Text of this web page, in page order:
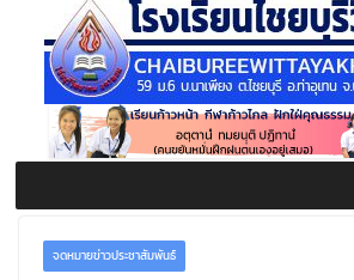
กิจกรรมวันสุนทรภู่ ประจำปี
จดหมายข่าวประชาสัมพันธ์ ฉ
ประจำเดือนมิถุนายน 2569
จดหมายข่าวประชาสัมพันธ์ ฉ
ประจำเดือนมิถุนายน 2569
จดหมายข่าวประชาสัมพันธ์